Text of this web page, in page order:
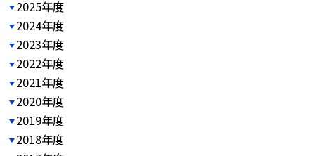
2025年度
2024年度
2023年度
2022年度
2021年度
2020年度
2019年度
2018年度